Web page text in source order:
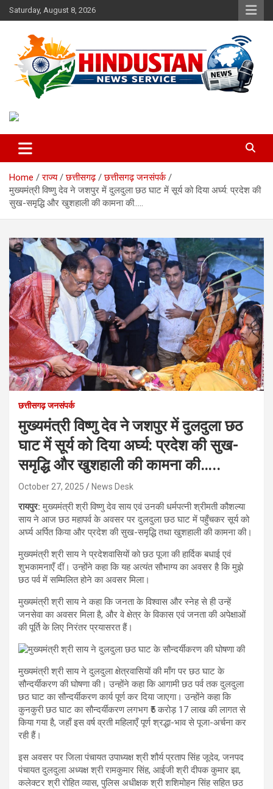
Skip
to
Saturday, August 8, 2026
Hindustan News Service
Home राज्य छत्तीसगढ़
छत्तीसगढ़ जनसंपर्क
मुख्यमंत्री विष्णु देव ने जशपुर में दुलदुला छठ घाट में सूर्य को दिया अर्घ्य: प्रदेश की
सुख-समृद्धि और खुशहाली की कामना की…..
छत्तीसगढ़ जनसंपर्क
मुख्यमंत्री विष्णु देव ने जशपुर में दुलदुला छठ
घाट में सूर्य को दिया अर्घ्य: प्रदेश की सुख-
समृद्धि और खुशहाली की कामना की…..
October 27, 2025 News Desk
रायपुर: मुख्यमंत्री श्री विष्णु देव साय एवं उनकी धर्मपत्नी श्रीमती कौशल्या
साय ने आज छठ महापर्व के अवसर पर दुलदुला छठ घाट में पहुँचकर सूर्य को
अर्घ्य अर्पित किया और प्रदेश की सुख-समृद्धि तथा खुशहाली की कामना की।
मुख्यमंत्री श्री साय ने प्रदेशवासियों को छठ पूजा की हार्दिक बधाई एवं
शुभकामनाएँ दीं। उन्होंने कहा कि यह अत्यंत सौभाग्य का अवसर है कि मुझे
छठ पर्व में सम्मिलित होने का अवसर मिला।
मुख्यमंत्री श्री साय ने कहा कि जनता के विश्वास और स्नेह से ही उन्हें
जनसेवा का अवसर मिला है, और वे क्षेत्र के विकास एवं जनता की अपेक्षाओं
की पूर्ति के लिए निरंतर प्रयासरत हैं।
मुख्यमंत्री श्री साय ने दुलदुला क्षेत्रवासियों की माँग पर छठ घाट के
सौन्दर्यीकरण की घोषणा की। उन्होंने कहा कि आगामी छठ पर्व तक दुलदुला
छठ घाट का सौन्दर्यीकरण कार्य पूर्ण कर दिया जाएगा। उन्होंने कहा कि
कुनकुरी छठ घाट का सौन्दर्यीकरण लगभग ₹5 करोड़ 17 लाख की लागत से
किया गया है, जहाँ इस वर्ष व्रती महिलाएँ पूर्ण श्रद्धा-भाव से पूजा-अर्चना कर
रही हैं।
इस अवसर पर जिला पंचायत उपाध्यक्ष श्री शौर्य प्रताप सिंह जूदेव, जनपद
पंचायत दुलदुला अध्यक्ष श्री रामकुमार सिंह, आईजी श्री दीपक कुमार झा,
कलेक्टर श्री रोहित व्यास, पुलिस अधीक्षक श्री शशिमोहन सिंह सहित छठ